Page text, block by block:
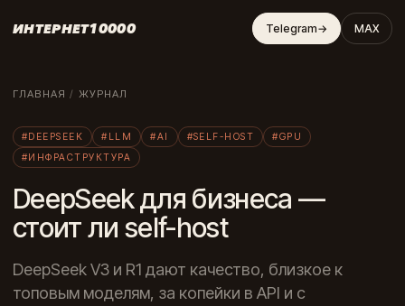
ИНТЕРНЕТ10000 Telegram→ MAX
ГЛАВНАЯ / ЖУРНАЛ
#DEEPSEEK #LLM #AI #SELF-HOST
#GPU
#ИНФРАСТРУКТУРА
DeepSeek для бизнеса —
стоит ли self-host
DeepSeek V3 и R1 дают качество, близкое к
топовым моделям, за копейки в API и с